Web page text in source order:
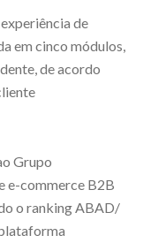
de
em cinco módulos,
de acordo
Grupo
e-commerce B2B
o ranking ABAD/